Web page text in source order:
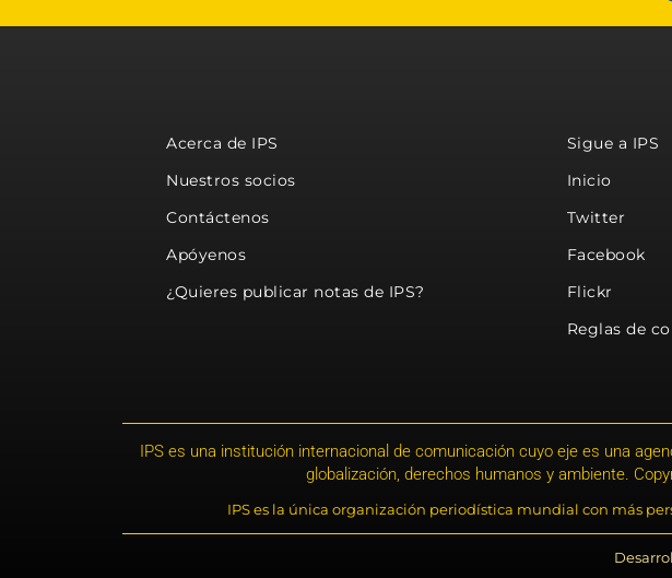
Acerca de IPS
Nuestros socios
Contáctenos
Apóyenos
¿Quieres publicar notas de IPS?
Sigue a IPS
Inicio
Twitter
Facebook
Flickr
Reglas de
IPS es una institución internacional de comunicación cuyo eje es una
globalización, derechos humanos y ambiente.
IPS es la única organización periodística mundial con más